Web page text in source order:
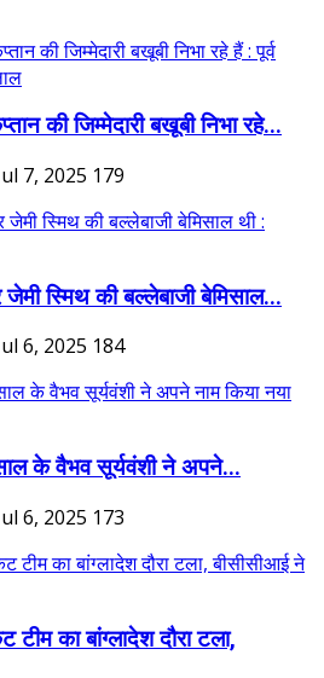
की जिम्मेदारी बखूबी निभा रहे...
7, 2025 179
स्मिथ की बल्लेबाजी बेमिसाल...
6, 2025 184
के वैभव सूर्यवंशी ने अपने...
6, 2025 173
टीम का बांग्लादेश दौरा टला,